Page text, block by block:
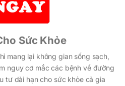
Sức Khỏe
mang lại không gian sống sạch,
nguy cơ mắc các bệnh về đường
tư dài hạn cho sức khỏe cả gia